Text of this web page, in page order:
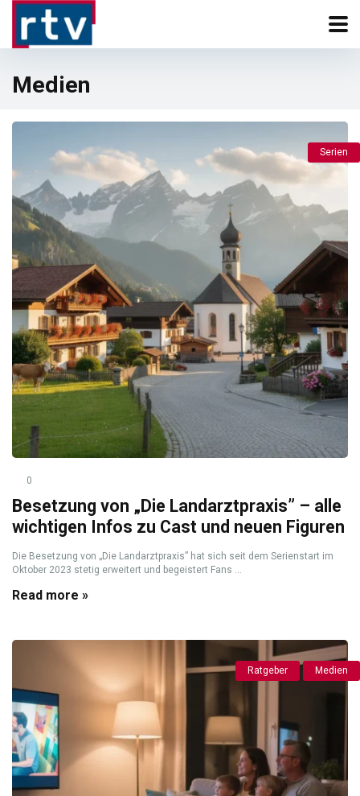
Medien
Serien
0
Besetzung von „Die Landarztpraxis” – alle
wichtigen Infos zu Cast und neuen Figuren
Die Besetzung von „Die Landarztpraxis” hat sich seit dem Serienstart im
Oktober 2023 stetig erweitert und begeistert Fans ...
Read more »
Ratgeber Medien